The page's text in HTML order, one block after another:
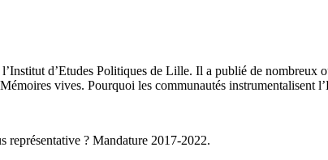
d’Etudes Politiques de Lille. Il a publié de
vives. Pourquoi les communautés instrumentalisent
représentative ? Mandature 2017-2022.